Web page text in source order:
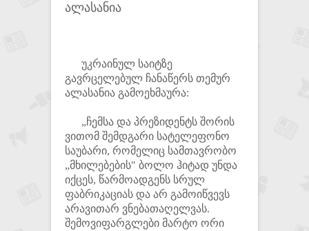
ალასანია
უკრაინულ საიტზე
გავრცელებულ ჩანაწერს თემურ
ალასანია გამოეხმაურა:
„ჩემსა და პრეზიდენტს შორის
ვითომ შემდგარი სატელეფონო
საუბარი, რომელიც სამთავრობო
„მხილებების" ბოლო ჰიტად უნდა
იქცეს, წარმოადგენს სრულ
ფაბრიკაციას და არ გამოიწვევს
არავითარ ვნებათაღელვას.
შემოვიფარგლები მარტო ორი